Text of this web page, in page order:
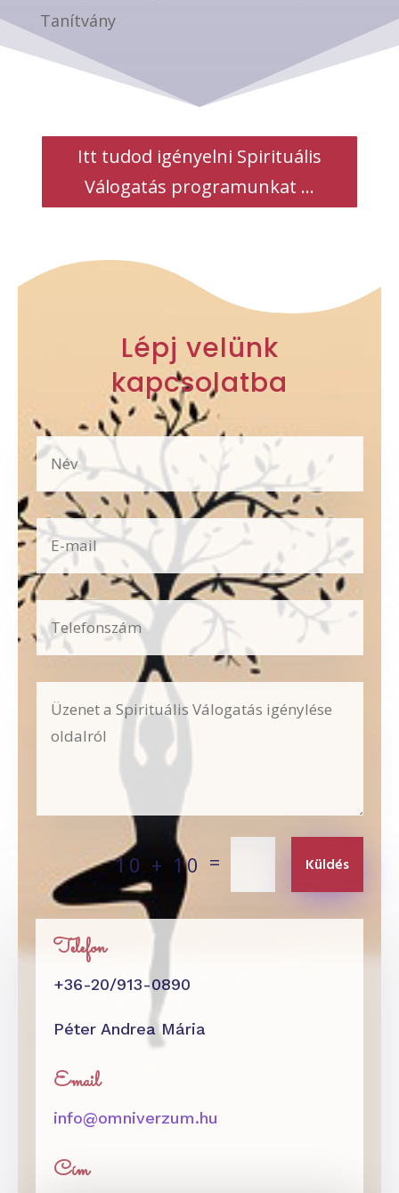
Tanítvány
Itt tudod igényelni Spirituális
Válogatás programunkat ...
Lépj velünk
kapcsolatba
10 + 10 = Küldés
Telefon
+36-20/913-0890
Péter Andrea Mária
Email
info@omniverzum.hu
Cím